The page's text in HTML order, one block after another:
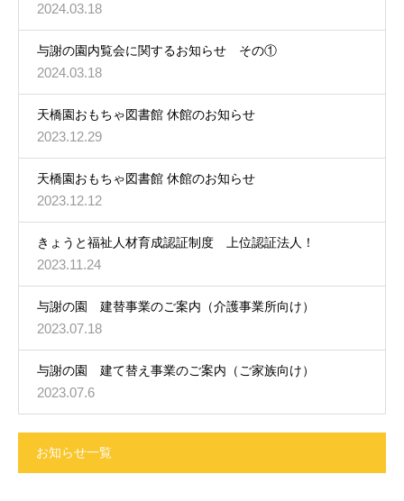
2024.03.18
与謝の園内覧会に関するお知らせ その①
2024.03.18
天橋園おもちゃ図書館 休館のお知らせ
2023.12.29
天橋園おもちゃ図書館 休館のお知らせ
2023.12.12
きょうと福祉人材育成認証制度 上位認証法人！
2023.11.24
与謝の園 建替事業のご案内（介護事業所向け）
2023.07.18
与謝の園 建て替え事業のご案内（ご家族向け）
2023.07.6
お知らせ一覧